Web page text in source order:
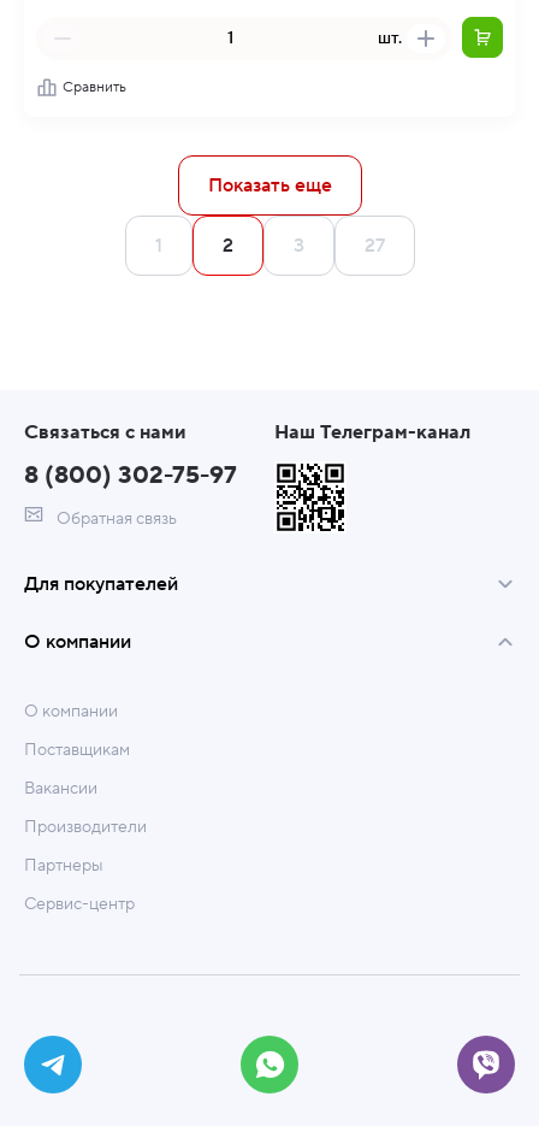
шт.
Сравнить
Показать еще
1 2 3 27
Связаться с нами
8 (800) 302-75-97
Обратная связь
Наш Телеграм-канал
Для покупателей
О компании
О компании
Поставщикам
Вакансии
Производители
Партнеры
Сервис-центр